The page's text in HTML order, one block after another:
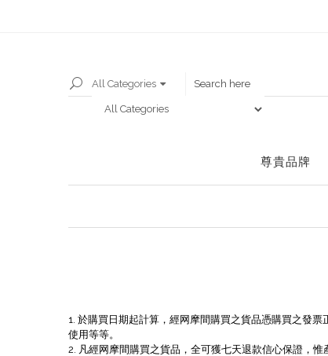
All Categories
尊貴品牌
1. 於購買日期起計算，經网摩間購買之貨品憑購買之發
使用等等。
2. 凡經网摩間購買之貨品，全可獲七天退款信心保證，